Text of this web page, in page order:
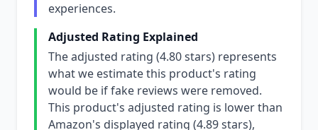
experiences.
Adjusted Rating Explained
The adjusted rating (4.80 stars) represents
what we estimate this product's rating
would be if fake reviews were removed.
This product's adjusted rating is lower than
Amazon's displayed rating (4.89 stars),